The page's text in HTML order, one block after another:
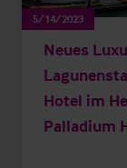
5/14/2023
Neues
Hotel im
Palladium